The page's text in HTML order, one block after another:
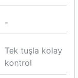
-
Tek tuşla kolay
kontrol